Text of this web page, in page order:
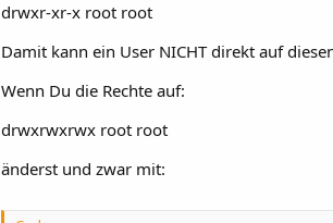
drwxr-xr-x root root
Damit kann ein User NICHT direkt auf
Wenn Du die Rechte auf:
drwxrwxrwx root root
änderst und zwar mit: